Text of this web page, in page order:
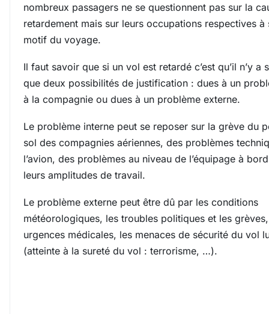
nombreux passagers ne se questionnent pas sur la
retardement mais sur leurs occupations respectives à
motif du voyage.
Il faut savoir que si un vol est retardé c’est qu’il n’y a
que deux possibilités de justification : dues à un
à la compagnie ou dues à un problème externe.
Le problème interne peut se reposer sur la grève du
sol des compagnies aériennes, des problèmes
l’avion, des problèmes au niveau de l’équipage à
leurs amplitudes de travail.
Le problème externe peut être dû par les conditions
météorologiques, les troubles politiques et les
urgences médicales, les menaces de sécurité du vol
(atteinte à la sureté du vol : terrorisme, …).